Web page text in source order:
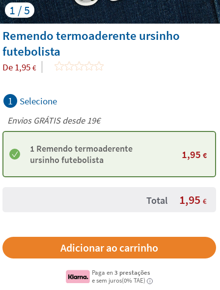
1 / 5
Remendo termoaderente ursinho
futebolista
De 1,95 €
1 Selecione
Envios GRÁTIS desde 19€
1 Remendo termoaderente
ursinho futebolista
1,95 €
Total 1,95 €
Paga en3 prestações
e sem juros(0% TAE)
i